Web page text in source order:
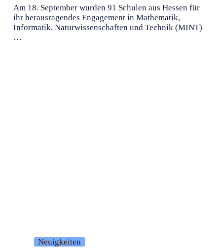
Am 18. September wurden 91 Schulen aus Hessen für
ihr herausragendes Engagement in Mathematik,
Informatik, Naturwissenschaften und Technik (MINT)
…
Neuigkeiten